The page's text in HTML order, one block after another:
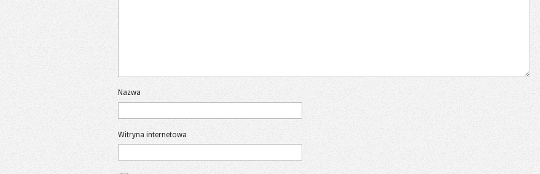
Nazwa
Witryna internetowa